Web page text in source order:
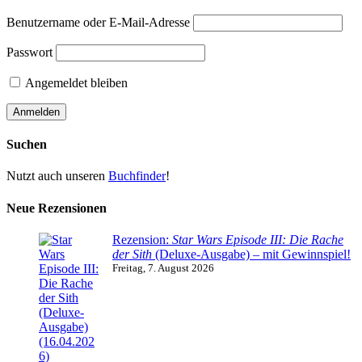
Benutzername oder E-Mail-Adresse
Passwort
Angemeldet bleiben
Suchen
Nutzt auch unseren Buchfinder!
Neue Rezensionen
Rezension: Star Wars Episode III: Die Rache
der Sith (Deluxe-Ausgabe) – mit Gewinnspiel!
Freitag, 7. August 2026